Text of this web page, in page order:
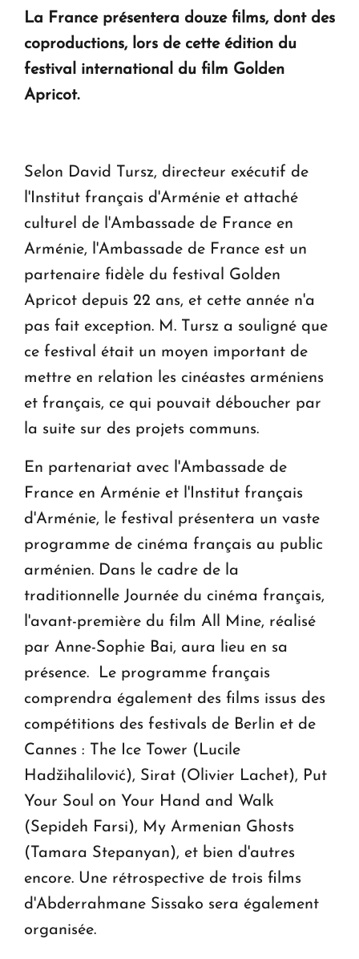
question d'un référendum ne se pose pas. "
KASA : 30 ans d'audace, de résilience et d'avenir
La France présentera douze films, dont des
coproductions, lors de cette édition du
festival international du film Golden
Apricot.
Selon David Tursz, directeur exécutif de
l'Institut français d'Arménie et attaché
culturel de l'Ambassade de France en
Arménie, l'Ambassade de France est un
partenaire fidèle du festival Golden
Apricot depuis 22 ans, et cette année n'a
pas fait exception. M. Tursz a souligné que
ce festival était un moyen important de
mettre en relation les cinéastes arméniens
et français, ce qui pouvait déboucher par
la suite sur des projets communs.
En partenariat avec l'Ambassade de
France en Arménie et l'Institut français
d'Arménie, le festival présentera un vaste
programme de cinéma français au public
arménien. Dans le cadre de la
traditionnelle Journée du cinéma français,
l'avant-première du film All Mine, réalisé
par Anne-Sophie Bai, aura lieu en sa
présence. Le programme français
comprendra également des films issus des
compétitions des festivals de Berlin et de
Cannes : The Ice Tower (Lucile
Hadžihalilović), Sirat (Olivier Lachet), Put
Your Soul on Your Hand and Walk
(Sepideh Farsi), My Armenian Ghosts
(Tamara Stepanyan), et bien d'autres
encore. Une rétrospective de trois films
d'Abderrahmane Sissako sera également
organisée.